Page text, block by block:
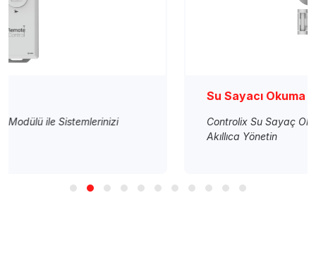
Controlix Su Sayaç Okuma Modülü ile Su Tüketiminizi